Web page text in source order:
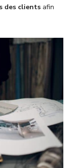
des clients afin